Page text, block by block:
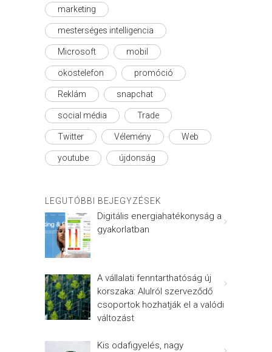
marketing
mesterséges intelligencia
Microsoft mobil
okostelefon promóció
Reklám snapchat
social média Trade
Twitter Vélemény Web
youtube újdonság
LEGUTÓBBI BEJEGYZÉSEK
Digitális energiahatékonyság a
gyakorlatban
A vállalati fenntarthatóság új
korszaka: Alulról szerveződő
csoportok hozhatják el a valódi
változást
Kis odafigyelés, nagy